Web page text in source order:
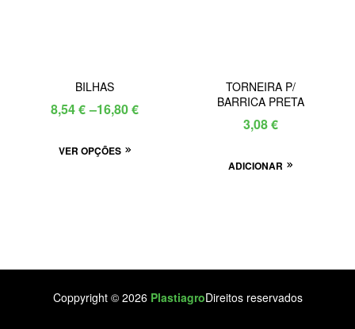
product
BILHAS
8,54€ –16,80€
Price
8,54 €
VER OPÇÕES
This
options
be
TORNEIRA P/
BARRICA PRETA
3,08€
ADICIONAR
Coppyright © 2026 PlastiagroDireitos reservados